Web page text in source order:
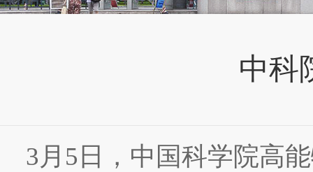
中科
3月 5 日，中国科学院高